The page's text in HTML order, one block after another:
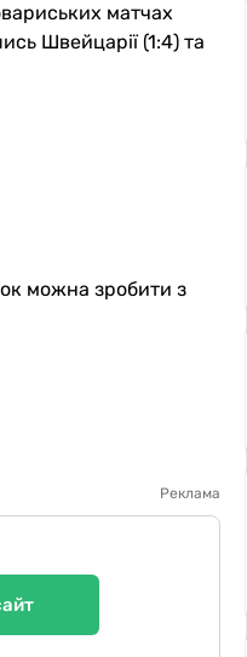
матчах
Швейцарії (1:4) та
можна зробити з
Реклама